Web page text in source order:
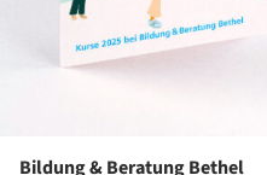
Bildung & Beratung Bethel